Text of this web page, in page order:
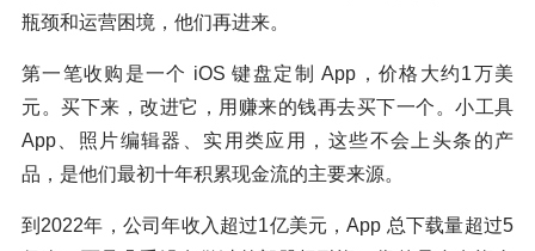
瓶颈和运营困境，他们再进来。
第一笔收购是一个 iOS 键盘定制 App，价格大约1万美
元。买下来，改进它，用赚来的钱再去买下一个。小工具
App、照片编辑器、实用类应用，这些不会上头条的产
品，是他们最初十年积累现金流的主要来源。
到2022年，公司年收入超过1亿美元，App 总下载量超过5